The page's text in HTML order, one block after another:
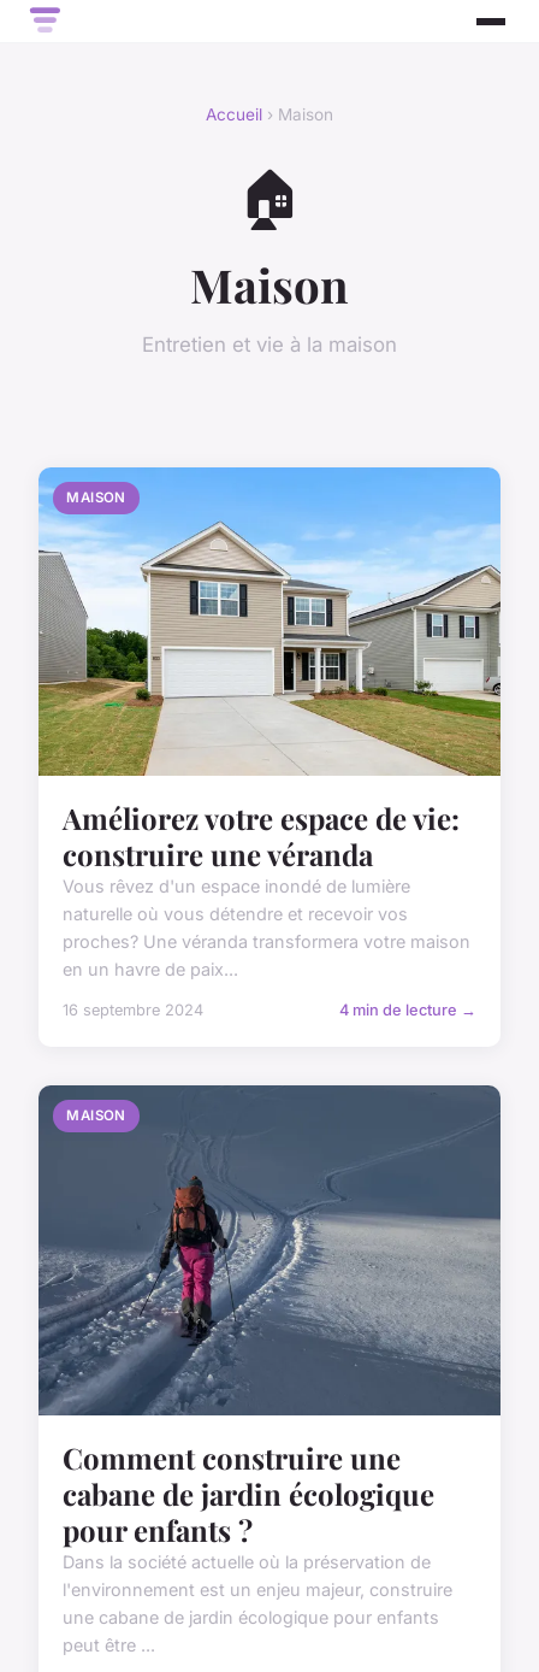
Accueil › Maison
🏠
Maison
Entretien et vie à la maison
MAISON
Améliorez votre espace de vie:
construire une véranda
Vous rêvez d'un espace inondé de lumière
naturelle où vous détendre et recevoir vos
proches? Une véranda transformera votre maison
en un havre de paix...
16 septembre 2024 4 min de lecture →
MAISON
Comment construire une
cabane de jardin écologique
pour enfants ?
Dans la société actuelle où la préservation de
l'environnement est un enjeu majeur, construire
une cabane de jardin écologique pour enfants
peut être ...